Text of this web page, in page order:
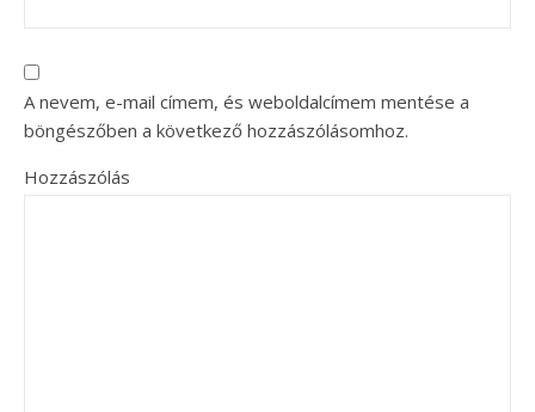
A nevem, e-mail címem, és weboldalcímem mentése a
böngészőben a következő hozzászólásomhoz.
Hozzászólás